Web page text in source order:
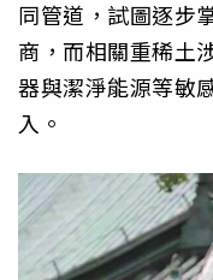
同管道，試圖逐步
商，而相關重稀土
器與潔淨能源等敏
入。